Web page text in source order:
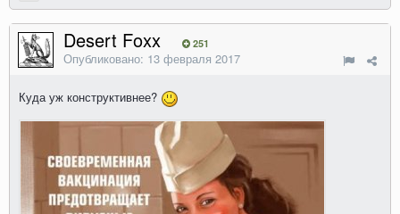
Desert Foxx 251
Опубликовано: 13 февраля 2017
Куда уж конструктивнее?